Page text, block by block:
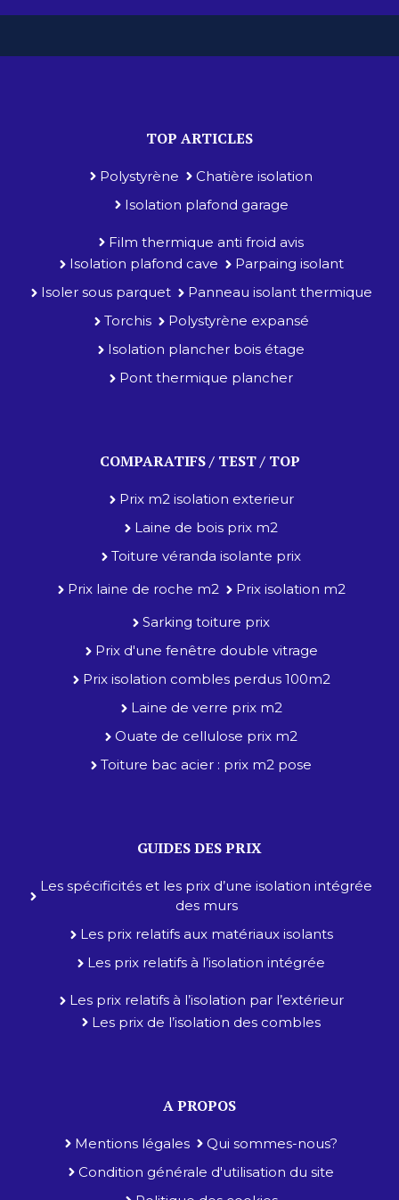
TOP ARTICLES
Polystyrène
Chatière isolation
Isolation plafond garage
Film thermique anti froid avis
Isolation plafond cave
Parpaing isolant
Isoler sous parquet
Panneau isolant thermique
Torchis
Polystyrène expansé
Isolation plancher bois étage
Pont thermique plancher
COMPARATIFS / TEST / TOP
Prix m2 isolation exterieur
Laine de bois prix m2
Toiture véranda isolante prix
Prix laine de roche m2
Prix isolation m2
Sarking toiture prix
Prix d'une fenêtre double vitrage
Prix isolation combles perdus 100m2
Laine de verre prix m2
Ouate de cellulose prix m2
Toiture bac acier : prix m2 pose
GUIDES DES PRIX
Les spécificités et les prix d’une isolation intégrée
des murs
Les prix relatifs aux matériaux isolants
Les prix relatifs à l’isolation intégrée
Les prix relatifs à l’isolation par l’extérieur
Les prix de l’isolation des combles
A PROPOS
Mentions légales
Qui sommes-nous?
Condition générale d'utilisation du site